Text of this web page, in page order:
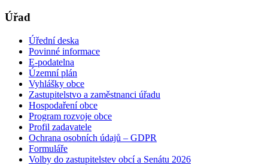
Úřad
Úřední deska
Povinné informace
E-podatelna
Územní plán
Vyhlášky obce
Zastupitelstvo a zaměstnanci úřadu
Hospodaření obce
Program rozvoje obce
Profil zadavatele
Ochrana osobních údajů – GDPR
Formuláře
Volby do zastupitelstev obcí a Senátu 2026